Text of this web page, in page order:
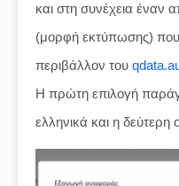
και στη συνέχεια έναν
(μορφή εκτύπωσης) που
περιβάλλον του
Η πρώτη επιλογή
ελληνικά και η δεύτερη